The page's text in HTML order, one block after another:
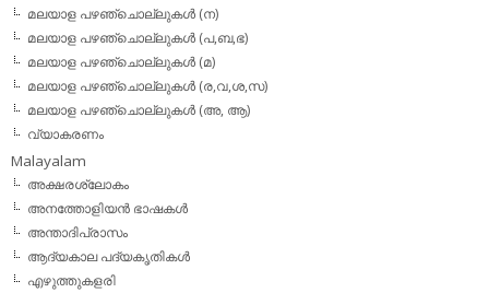
മലയാള പഴഞ്ചൊല്ലുകള്‍ (ന)
മലയാള പഴഞ്ചൊല്ലുകള്‍ (പ,ബ,ഭ)
മലയാള പഴഞ്ചൊല്ലുകള്‍ (മ)
മലയാള പഴഞ്ചൊല്ലുകള്‍ (ര,വ,ശ,സ)
മലയാള പഴഞ്ചൊല്ലുകൾ (അ, ആ)
വ്യാകരണം
Malayalam
അക്ഷരശ്ലോകം
അനത്തോളിയന്‍ ഭാഷകള്‍
അന്താദിപ്രാസം
ആദ്യകാല പദ്യകൃതികള്‍
എഴുത്തുകളരി